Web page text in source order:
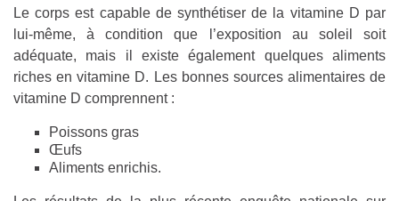
Le corps est capable de synthétiser de la vitamine D par
lui-même, à condition que l’exposition au soleil soit
adéquate, mais il existe également quelques aliments
riches en vitamine D. Les bonnes sources alimentaires de
vitamine D comprennent :
Poissons gras
Œufs
Aliments enrichis.